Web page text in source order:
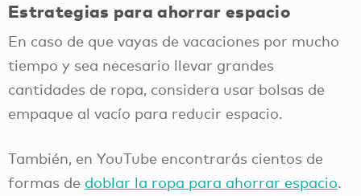
Estrategias para ahorrar espacio
En caso de que vayas de vacaciones por mucho
tiempo y sea necesario llevar grandes
cantidades de ropa, considera usar bolsas de
empaque al vacío para reducir espacio.
También, en YouTube encontrarás cientos de
formas de doblar la ropa para ahorrar espacio.